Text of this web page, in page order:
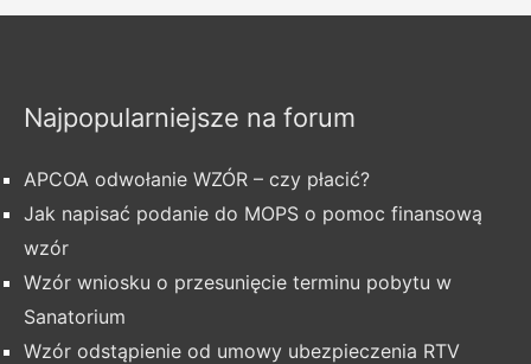
Najpopularniejsze na forum
APCOA odwołanie WZÓR – czy płacić?
Jak napisać podanie do MOPS o pomoc finansową
wzór
Wzór wniosku o przesunięcie terminu pobytu w
Sanatorium
Wzór odstąpienie od umowy ubezpieczenia RTV